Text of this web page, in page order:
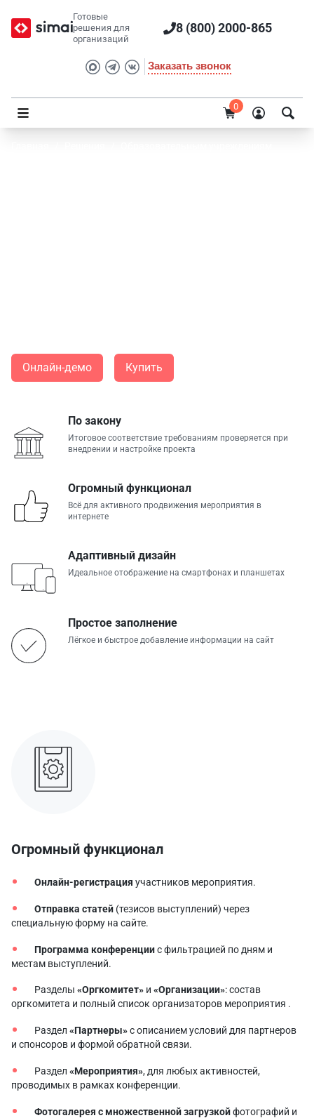
Готовые
решения для
организаций
8 (800) 2000-865
Заказать звонок
0
Онлайн-демо Купить
По закону
Итоговое соответствие требованиям проверяется при
внедрении и настройке проекта
Огромный функционал
Всё для активного продвижения мероприятия в
интернете
Адаптивный дизайн
Идеальное отображение на смартфонах и планшетах
Простое заполнение
Лёгкое и быстрое добавление информации на сайт
Огромный функционал
Онлайн-регистрация участников мероприятия.
Отправка статей (тезисов выступлений) через
специальную форму на сайте.
Программа конференциис фильтрацией по дням и
местам выступлений.
Разделы «Оргкомитет» и «Организации»: состав
оргкомитета и полный список организаторов мероприятия .
Раздел «Партнеры»с описанием условий для партнеров
и спонсоров и формой обратной связи.
Раздел «Мероприятия», для любых активностей,
проводимых в рамках конференции.
Фотогалерея с множественной загрузкойфотографий и